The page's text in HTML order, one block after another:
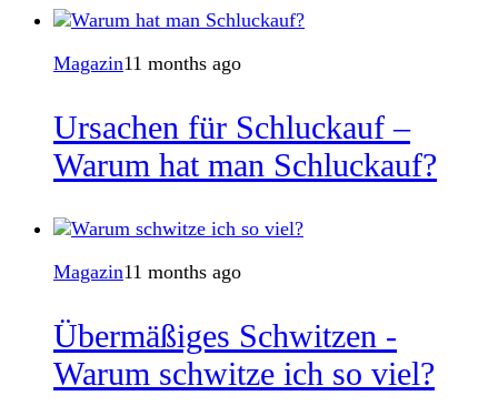
Magazin11 months ago
Ursachen für Schluckauf –
Warum hat man Schluckauf?
Magazin11 months ago
Übermäßiges Schwitzen -
Warum schwitze ich so viel?